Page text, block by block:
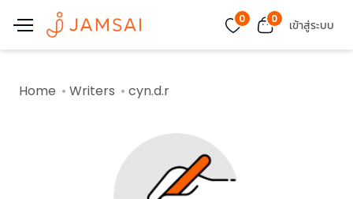
0 0 เข้าสู่ระบบ
Home Writers cyn.d.r